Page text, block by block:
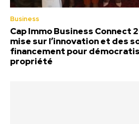
Business
Cap Immo Business Connect
mise sur l’innovation et des
financement pour
propriété